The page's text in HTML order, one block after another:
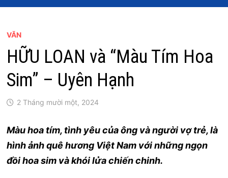
VĂN
HỮU LOAN và “Màu Tím Hoa
Sim” – Uyên Hạnh
2 Tháng mười một, 2024
Màu hoa tím, tình yêu của ông và người vợ trẻ, là
hình ảnh quê hương Việt Nam với những ngọn
đồi hoa sim và khói lửa chiến chinh.